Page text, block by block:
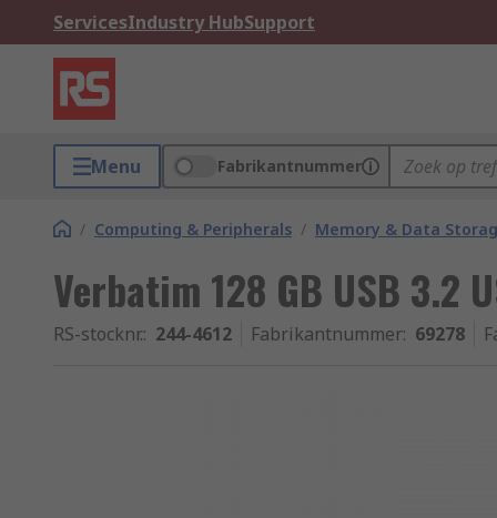
ServicesIndustry HubSupport
Menu Fabrikantnummer
/ Computing & Peripherals / Memory & Data
Verbatim 128 GB USB 3.2
RS-stocknr.: 244-4612 Fabrikantnummer: 69278